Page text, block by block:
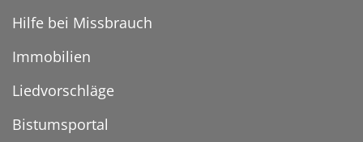
Hilfe bei Missbrauch
Immobilien
Liedvorschläge
Bistumsportal